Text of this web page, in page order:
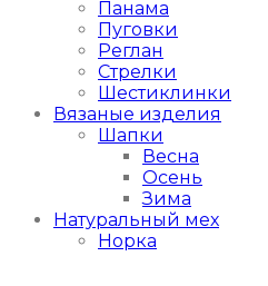
Панама
Пуговки
Реглан
Стрелки
Шестиклинки
Вязаные изделия
Шапки
Весна
Осень
Зима
Натуральный мех
Норка